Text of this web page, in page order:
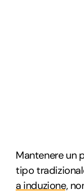
Mantenere un
tipo
a induzione,